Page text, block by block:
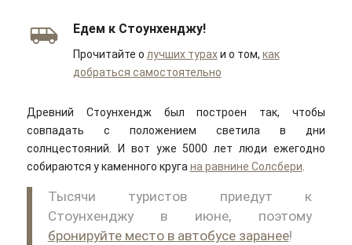
Едем к Стоунхенджу!
Прочитайте о лучших турахи о том, как
добраться самостоятельно
Древний Стоунхендж был построен так, чтобы
совпадать с положением светила в дни
солнцестояний. И вот уже 5000 лет люди ежегодно
собираются у каменного круга на равнине Солсбери
Тысячи туристов приедут к
Стоунхенджу в июне, поэтому
бронируйте место в автобусе заранее!